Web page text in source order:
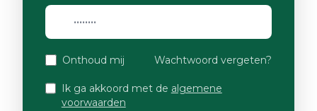
Onthoud mij Wachtwoord vergeten?
Ik ga akkoord met de algemene
voorwaarden